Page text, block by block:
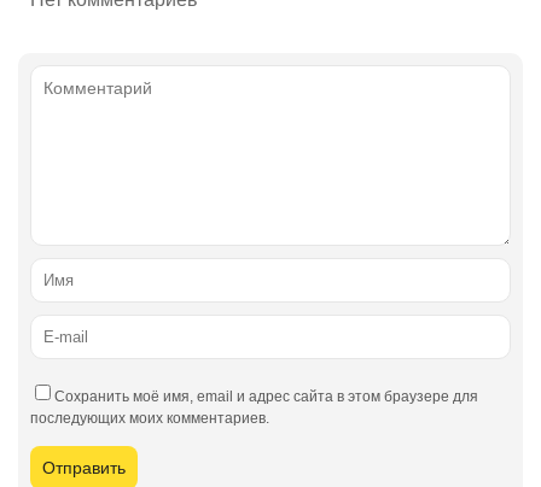
Сохранить моё имя, email и адрес сайта в этом браузере для
последующих моих комментариев.